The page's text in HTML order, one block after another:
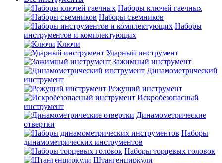
Наборы ключей гаечных
Наборы съемников
Наборы
инструментов и комплектующих
Ключи
Ударный инструмент
Зажимный инструмент
Динамометрический
инструмент
Режущий инструмент
Искробезопасный
инструмент
Динамометрические
отвертки
Наборы
динамометрических инструментов
Наборы торцевых головок
Штангенциркули